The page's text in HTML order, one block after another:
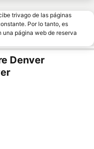
trivago de las páginas
Por lo tanto, es
una página web de reserva
Denver